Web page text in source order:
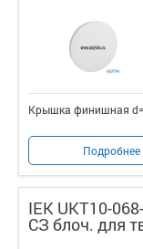
Крышка финишная
Подробнее
IEK UKT10-
СЗ блоч. для